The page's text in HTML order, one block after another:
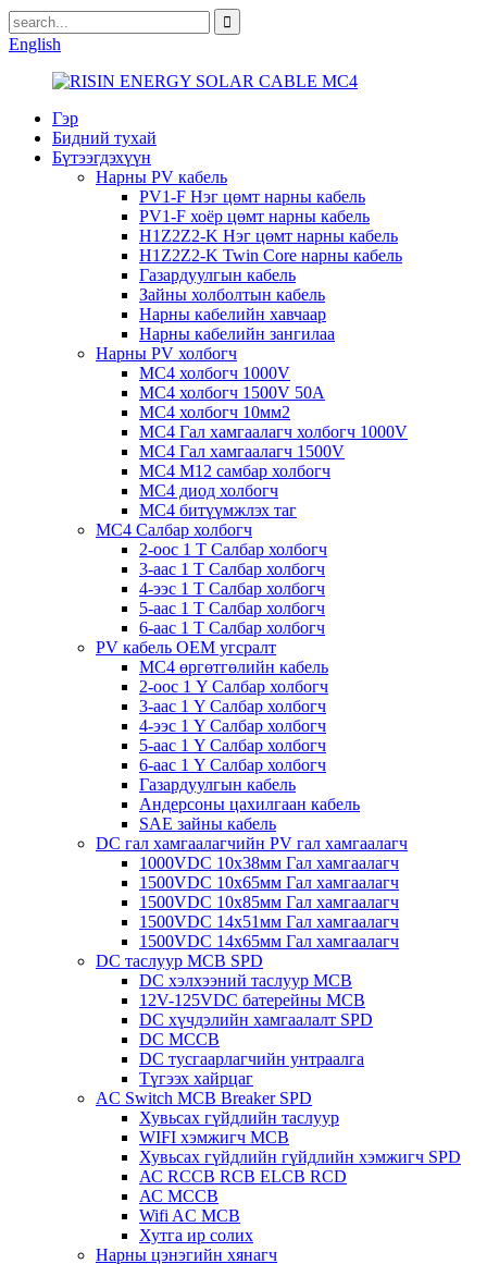
English
Гэр
Бидний тухай
Бүтээгдэхүүн
Нарны PV кабель
PV1-F Нэг цөмт нарны кабель
PV1-F хоёр цөмт нарны кабель
H1Z2Z2-K Нэг цөмт нарны кабель
H1Z2Z2-K Twin Core нарны кабель
Газардуулгын кабель
Зайны холболтын кабель
Нарны кабелийн хавчаар
Нарны кабелийн зангилаа
Нарны PV холбогч
MC4 холбогч 1000V
MC4 холбогч 1500V 50A
MC4 холбогч 10мм2
MC4 Гал хамгаалагч холбогч 1000V
MC4 Гал хамгаалагч 1500V
MC4 M12 самбар холбогч
MC4 диод холбогч
MC4 битүүмжлэх таг
MC4 Салбар холбогч
2-оос 1 T Салбар холбогч
3-аас 1 T Салбар холбогч
4-ээс 1 T Салбар холбогч
5-аас 1 T Салбар холбогч
6-аас 1 T Салбар холбогч
PV кабель OEM угсралт
MC4 өргөтгөлийн кабель
2-оос 1 Y Салбар холбогч
3-аас 1 Y Салбар холбогч
4-ээс 1 Y Салбар холбогч
5-аас 1 Y Салбар холбогч
6-аас 1 Y Салбар холбогч
Газардуулгын кабель
Андерсоны цахилгаан кабель
SAE зайны кабель
DC гал хамгаалагчийн PV гал хамгаалагч
1000VDC 10х38мм Гал хамгаалагч
1500VDC 10х65мм Гал хамгаалагч
1500VDC 10х85мм Гал хамгаалагч
1500VDC 14x51мм Гал хамгаалагч
1500VDC 14х65мм Гал хамгаалагч
DC таслуур MCB SPD
DC хэлхээний таслуур MCB
12V-125VDC батерейны MCB
DC хүчдэлийн хамгаалалт SPD
DC MCCB
DC тусгаарлагчийн унтраалга
Түгээх хайрцаг
AC Switch MCB Breaker SPD
Хувьсах гүйдлийн таслуур
WIFI хэмжигч MCB
Хувьсах гүйдлийн гүйдлийн хэмжигч SPD
АС RCCB RCB ELCB RCD
АС MCCB
Wifi AC MCB
Хутга ир солих
Нарны цэнэгийн хянагч